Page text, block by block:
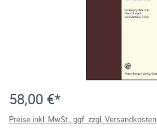
58,00 €*
Preise inkl. MwSt., ggf. zzgl. Versandkosten